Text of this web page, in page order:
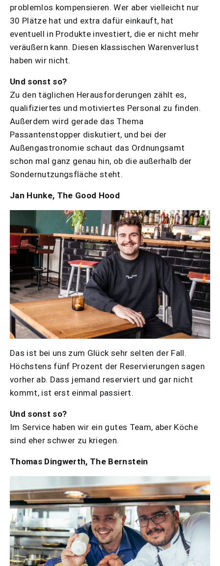
problemlos kompensieren. Wer aber vielleicht nur
30 Plätze hat und extra dafür einkauft, hat
eventuell in Produkte investiert, die er nicht mehr
veräußern kann. Diesen klassischen Warenverlust
haben wir nicht.
Und sonst so?
Zu den täglichen Herausforderungen zählt es,
qualifiziertes und motiviertes Personal zu finden.
Außerdem wird gerade das Thema
Passantenstopper diskutiert, und bei der
Außengastronomie schaut das Ordnungsamt
schon mal ganz genau hin, ob die außerhalb der
Sondernutzungsfläche steht.
Jan Hunke, The Good Hood
Das ist bei uns zum Glück sehr selten der Fall.
Höchstens fünf Prozent der Reservierungen sagen
vorher ab. Dass jemand reserviert und gar nicht
kommt, ist erst einmal passiert.
Und sonst so?
Im Service haben wir ein gutes Team, aber Köche
sind eher schwer zu kriegen.
Thomas Dingwerth, The Bernstein